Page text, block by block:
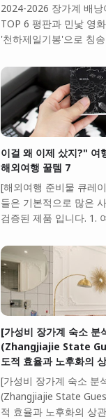
2024-2026 장가계 배
TOP 6 평판과 민낯 영
'천하제일기봉'으로 칭
이걸 왜 이제 샀지?" 여
해외여행 꿀템 7
[해외여행 준비물 큐레
들은 기본적으로 많은
검증된 제품 입니다. 1.
[가성비 장가계 숙소 분
(Zhangjiajie State
도적 효율과 노후화의
[가성비 장가계 숙소 분
(Zhangjiajie State
적 효율과 노후화의 상